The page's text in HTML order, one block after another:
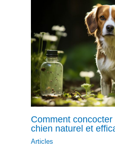
Comment
chien naturel et
Articles